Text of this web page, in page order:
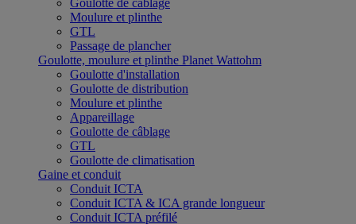
Goulotte de câblage
Moulure et plinthe
GTL
Passage de plancher
Goulotte, moulure et plinthe Planet Wattohm
Goulotte d'installation
Goulotte de distribution
Moulure et plinthe
Appareillage
Goulotte de câblage
GTL
Goulotte de climatisation
Gaine et conduit
Conduit ICTA
Conduit ICTA & ICA grande longueur
Conduit ICTA préfilé